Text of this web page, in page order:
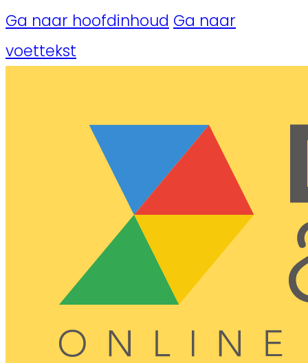
Ga naar hoofdinhoud Ga naar
voettekst